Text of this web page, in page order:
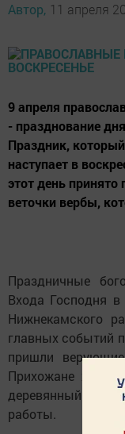
Автор, 11 апреля
9 апреля
- празднование
Праздник,
наступает в
этот день
веточки вербы,
Праздничные
Входа Господня
Нижнекамского
главных событий
пришли
Прихожане
деревянный храм
работы.